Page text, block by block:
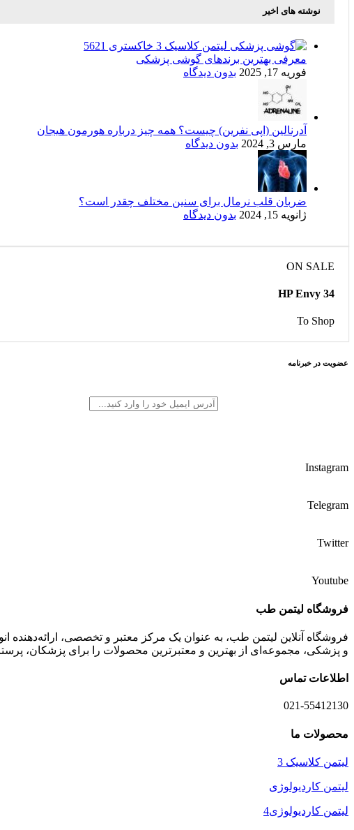
نوشته های اخیر
معرفی بهترین برندهای گوشی پزشکی
فوریه 17, 2025
بدون دیدگاه
آدرنالین (اپی نفرین) چیست؟ همه چیز درباره هورمون هیجان
مارس 3, 2024
بدون دیدگاه
ضربان قلب نرمال برای سنین مختلف چقدر است؟
ژانویه 15, 2024
بدون دیدگاه
ON SALE
HP Envy 34
To Shop
عضویت در خبرنامه
Instagram
Telegram
Twitter
Youtube
فروشگاه لیتمن طب
فروشگاه آنلاین لیتمن طب، به عنوان یک مرکز معتبر و تخصصی،
و پزشکی، مجموعه‌ای از بهترین و معتبرترین محصولات را برای پزشکان،
اطلاعات تماس
021-55412130
محصولات ما
لیتمن کلاسیک 3
لیتمن کاردیولوژی
لیتمن کاردیولوژی4